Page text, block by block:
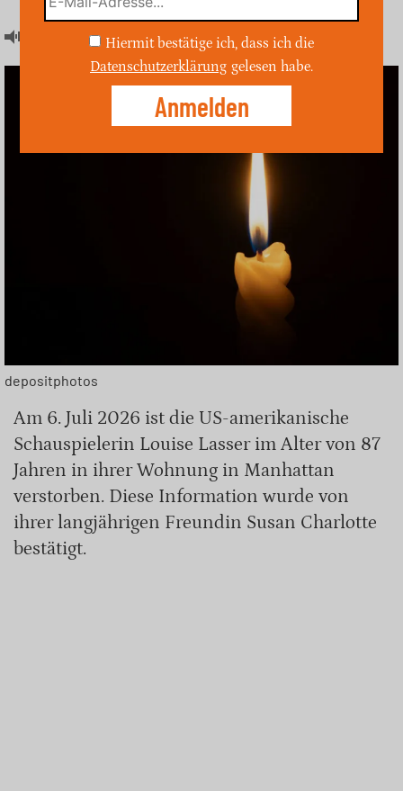
Artikel hören
depositphotos
Am 6. Juli 2026 ist die US-amerikanische
Schauspielerin Louise Lasser im Alter von 87
Jahren in ihrer Wohnung in Manhattan
verstorben. Diese Information wurde von
ihrer langjährigen Freundin Susan Charlotte
bestätigt.
Hiermit bestätige ich, dass ich die
Datenschutzerklärung gelesen habe.